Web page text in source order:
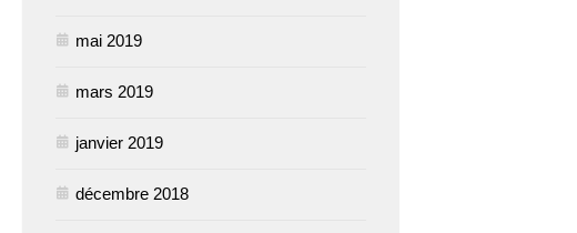
mai 2019
mars 2019
janvier 2019
décembre 2018